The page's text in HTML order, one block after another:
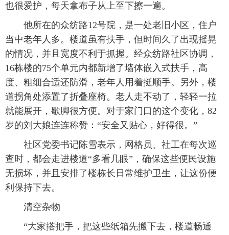
也很爱护，每天拿布子从上至下擦一遍。
他所在的众纺路12号院，是一处老旧小区，住户
当中老年人多。楼道虽有扶手，但时间久了出现摇晃
的情况，并且宽度不利于抓握。经众纺路社区协调，
16栋楼的75个单元内都新增了墙体嵌入式扶手，高
度、粗细合适还防滑，老年人用着挺顺手。另外，楼
道拐角处添置了折叠座椅。老人走不动了，轻轻一拉
就能展开，歇脚很方便。对于家门口的这个变化，82
岁的刘大娘连连称赞：“安全又贴心，好得很。”
社区党委书记陈雪表示，网格员、社工在每次巡
查时，都会走进楼道“多看几眼”，确保这些便民设施
无损坏，并且安排了楼栋长日常维护卫生，让这份便
利保持下去。
清空杂物
“大家搭把手，把这些纸箱先搬下去，楼道畅通